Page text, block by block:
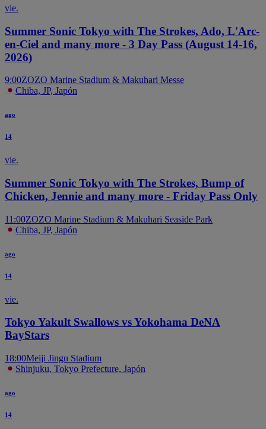
vie.
Summer Sonic Tokyo with The Strokes, Ado, L'Arc-
en-Ciel and many more - 3 Day Pass (August 14-16,
2026)
9:00ZOZO Marine Stadium & Makuhari Messe
Chiba, JP, Japón
ago
14
vie.
Summer Sonic Tokyo with The Strokes, Bump of
Chicken, Jennie and many more - Friday Pass Only
11:00ZOZO Marine Stadium & Makuhari Seaside Park
Chiba, JP, Japón
ago
14
vie.
Tokyo Yakult Swallows vs Yokohama DeNA
BayStars
18:00Meiji Jingu Stadium
Shinjuku, Tokyo Prefecture, Japón
ago
14